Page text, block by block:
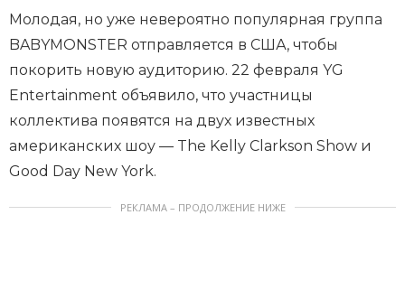
Молодая, но уже невероятно популярная группа
BABYMONSTER отправляется в США, чтобы
покорить новую аудиторию. 22 февраля YG
Entertainment объявило, что участницы
коллектива появятся на двух известных
американских шоу — The Kelly Clarkson Show и
Good Day New York.
РЕКЛАМА – ПРОДОЛЖЕНИЕ НИЖЕ